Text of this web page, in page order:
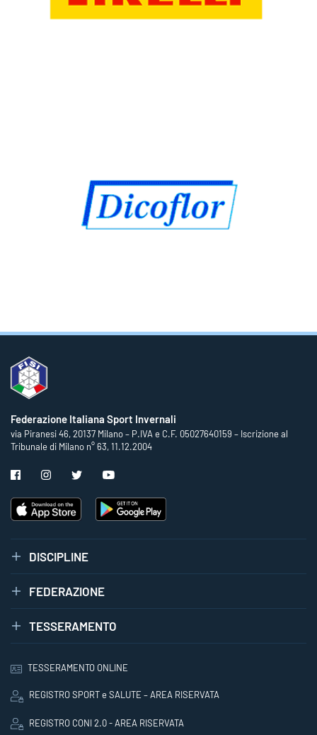
Federazione Italiana Sport Invernali
via Piranesi 46, 20137 Milano – P.IVA e C.F. 05027640159 – Iscrizione al
Tribunale di Milano n° 63, 11.12.2004
DISCIPLINE
FEDERAZIONE
TESSERAMENTO
TESSERAMENTO ONLINE
REGISTRO SPORT e SALUTE – AREA RISERVATA
REGISTRO CONI 2.0 - AREA RISERVATA